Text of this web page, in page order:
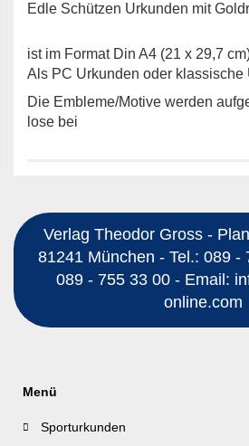
Edle Schützen Urkunden mit
ist im Format Din A4 (21 x 29,7
Als PC Urkunden oder klassische
Die Embleme/Motive werden
lose bei
Verlag Theodor Gross -
81241 München - Tel.: 089 -
089 - 755 33 00 - Email:
online.com
Menü
Sporturkunden